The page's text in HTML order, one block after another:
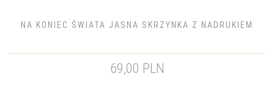
NA KONIEC ŚWIATA JASNA SKRZYNKA Z NADRUKIEM
69,00 PLN